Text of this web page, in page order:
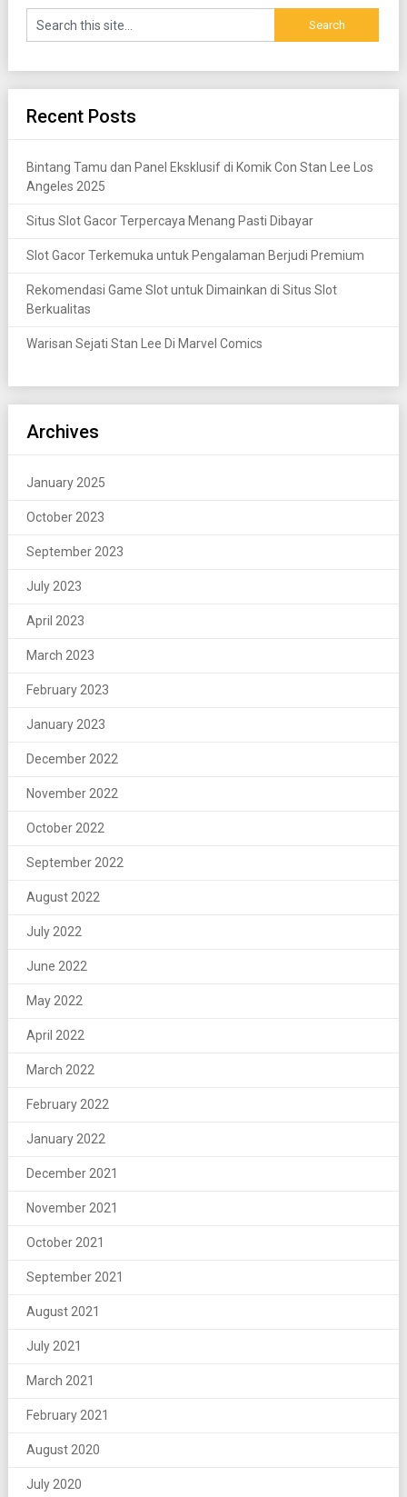
Recent Posts
Bintang Tamu dan Panel Eksklusif di Komik Con Stan Lee Los
Angeles 2025
Situs Slot Gacor Terpercaya Menang Pasti Dibayar
Slot Gacor Terkemuka untuk Pengalaman Berjudi Premium
Rekomendasi Game Slot untuk Dimainkan di Situs Slot
Berkualitas
Warisan Sejati Stan Lee Di Marvel Comics
Archives
January 2025
October 2023
September 2023
July 2023
April 2023
March 2023
February 2023
January 2023
December 2022
November 2022
October 2022
September 2022
August 2022
July 2022
June 2022
May 2022
April 2022
March 2022
February 2022
January 2022
December 2021
November 2021
October 2021
September 2021
August 2021
July 2021
March 2021
February 2021
August 2020
July 2020